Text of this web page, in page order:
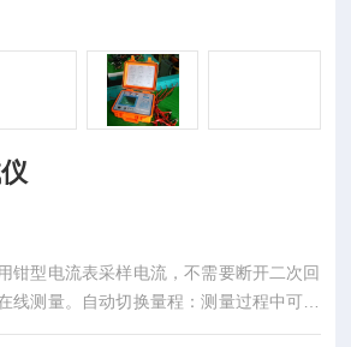
钳型电流表采样电流，不需要断开二次回
线测量。自动切换量程：测量过程中可以
同切换到不同的位置，使测量精度和显示